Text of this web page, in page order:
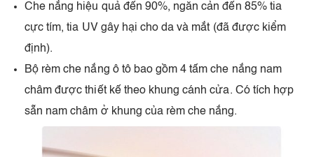
Che nắng hiệu quả đến 90%, ngăn cản đến 85% tia
cực tím, tia UV gây hại cho da và mắt (đã được kiểm
định).
Bộ rèm che nắng ô tô bao gồm 4 tấm che nắng nam
châm được thiết kế theo khung cánh cửa. Có tích hợp
sẵn nam châm ở khung của rèm che nắng.